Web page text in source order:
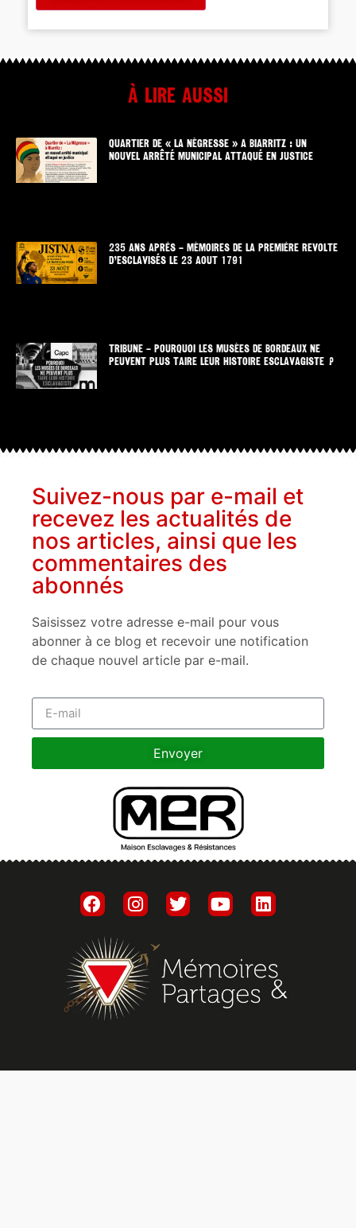
À lire aussi
QUARTIER DE « LA NÉGRESSE » A BIARRITZ : UN
NOUVEL ARRÊTÉ MUNICIPAL ATTAQUÉ EN JUSTICE
235 ANS APRÈS – MÉMOIRES DE LA PREMIÈRE REVOLTE
D’ESCLAVISÉS LE 23 AOUT 1791
TRIBUNE – POURQUOI LES MUSÉES DE BORDEAUX NE
PEUVENT PLUS TAIRE LEUR HISTOIRE ESCLAVAGISTE ?
Suivez-nous par e-mail et
recevez les actualités de
nos articles, ainsi que les
commentaires des
abonnés
Saisissez votre adresse e-mail pour vous
abonner à ce blog et recevoir une notification
de chaque nouvel article par e-mail.
Envoyer